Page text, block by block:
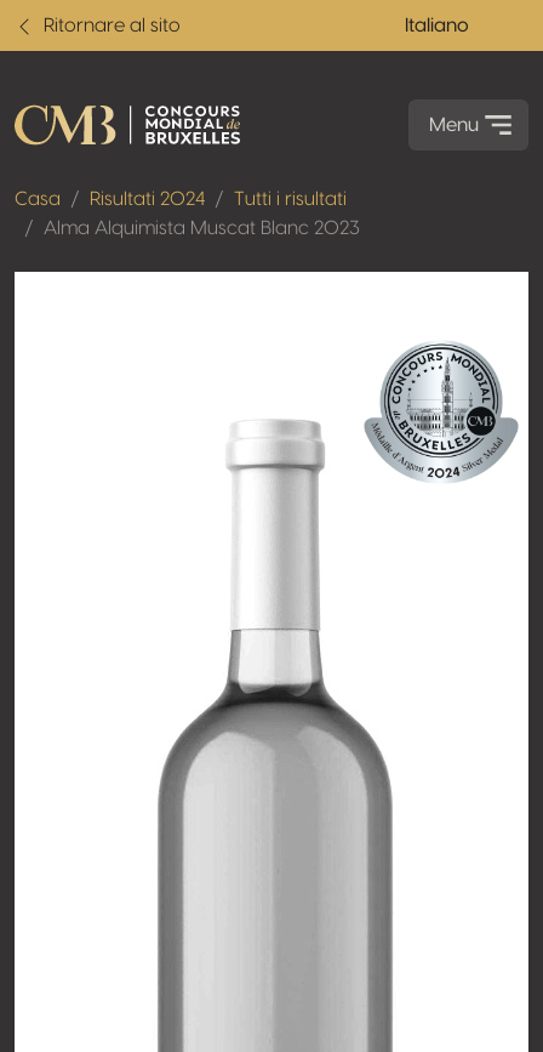
Ritornare al sito Italiano
Menu
Casa Risultati 2024
Tutti i risultati
Alma Alquimista Muscat Blanc 2023